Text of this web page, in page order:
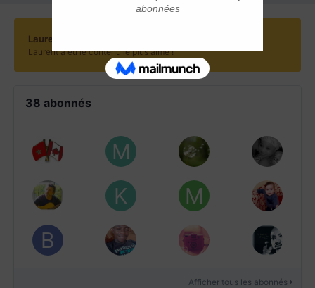
Laurent a gagné pour la dernière fois le 11 mars
Laurent a eu le contenu le plus aimé !
38 abonnés
Afficher tous les abonnés